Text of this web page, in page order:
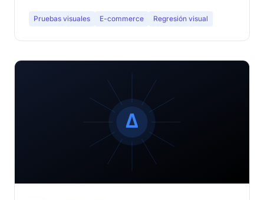
Pruebas visuales E-commerce Regresión visual